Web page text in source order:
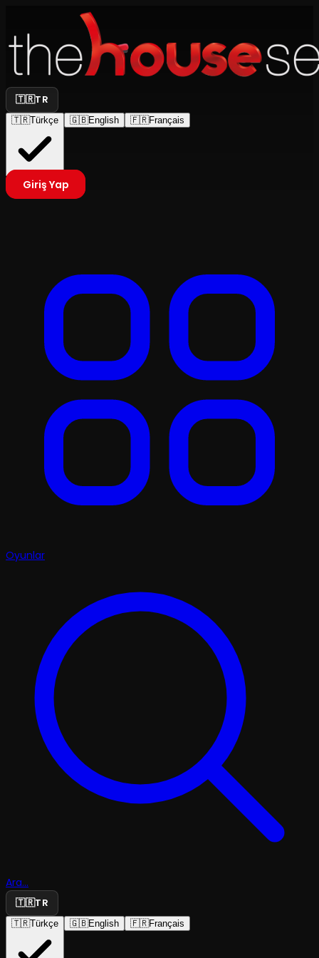
🇹🇷TR
🇹🇷Türkçe 🇬🇧English 🇫🇷Français
Giriş Yap
Oyunlar
Ara...
🇹🇷TR
🇹🇷Türkçe 🇬🇧English 🇫🇷Français